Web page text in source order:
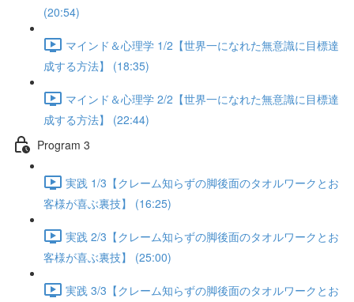
(20:54)
マインド＆心理学 1/2【世界一になれた無意識に目標達
成する方法】 (18:35)
マインド＆心理学 2/2【世界一になれた無意識に目標達
成する方法】 (22:44)
Program 3
実践 1/3【クレーム知らずの脚後面のタオルワークとお
客様が喜ぶ裏技】 (16:25)
実践 2/3【クレーム知らずの脚後面のタオルワークとお
客様が喜ぶ裏技】 (25:00)
実践 3/3【クレーム知らずの脚後面のタオルワークとお